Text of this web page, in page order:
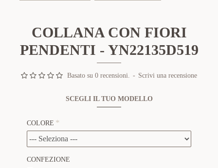
COLLANA CON FIORI
PENDENTI - YN22135D519
Basato su 0 recensioni. - Scrivi una recensione
SCEGLI IL TUO MODELLO
COLORE
CONFEZIONE